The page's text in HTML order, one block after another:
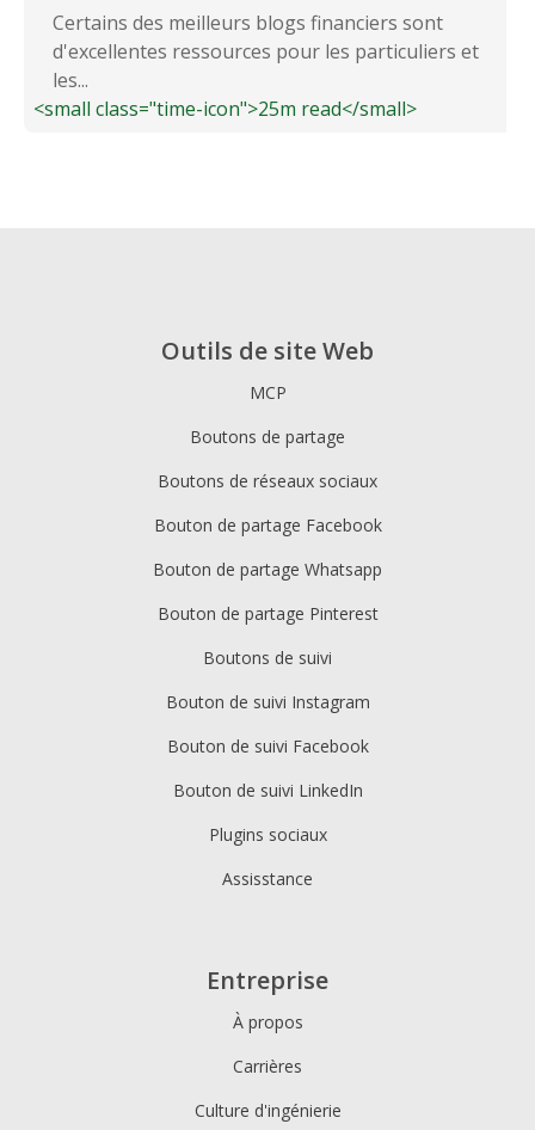
Certains des meilleurs blogs financiers sont
d'excellentes ressources pour les particuliers et
les...
<small class="time-icon">25m read</small>
Outils de site Web
MCP
Boutons de partage
Boutons de réseaux sociaux
Bouton de partage Facebook
Bouton de partage Whatsapp
Bouton de partage Pinterest
Boutons de suivi
Bouton de suivi Instagram
Bouton de suivi Facebook
Bouton de suivi LinkedIn
Plugins sociaux
Assisstance
Entreprise
À propos
Carrières
Culture d'ingénierie